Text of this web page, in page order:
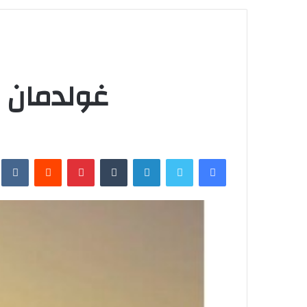
غولدمان
فيسبوكتويتر لينكدإن بينتيريست